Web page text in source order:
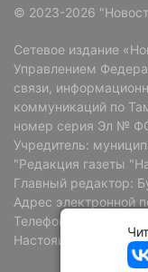
© 2023-2026
Сетевое издание
Управлением
связи,
коммуникаций по
номер серия Эл №
Учредитель:
"Редакция газеты
Главный редактор:
Адрес электронной
Телефон редакции:
Настоящий ресурс